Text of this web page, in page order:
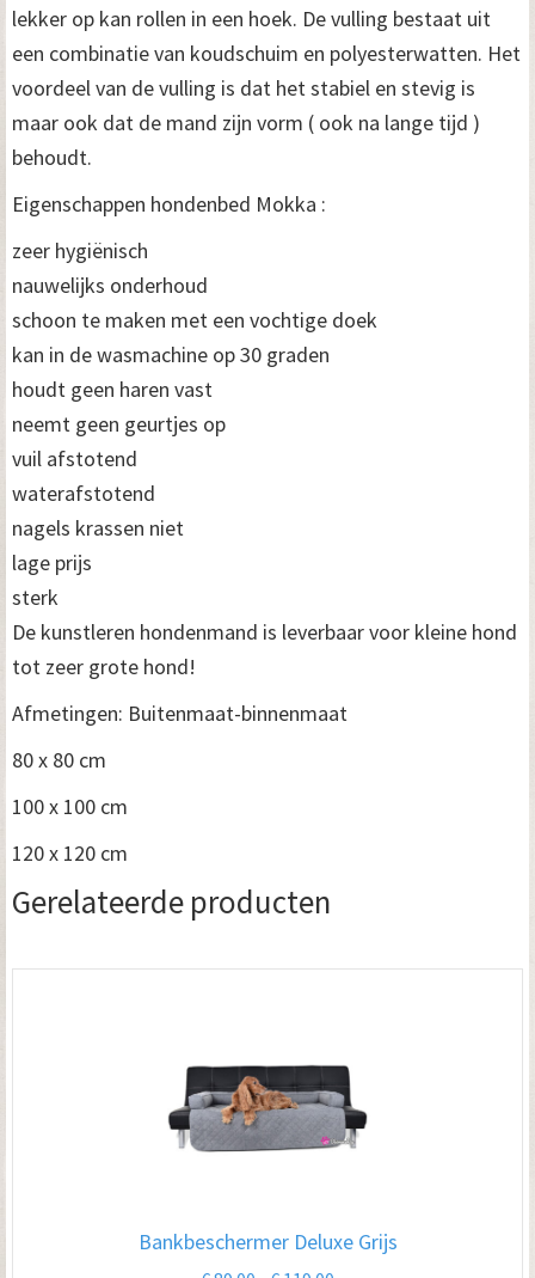
0
c
m
a
a
t
a
l
lekker op kan rollen in een hoek. De vulling bestaat uit
een combinatie van koudschuim en polyesterwatten. Het
voordeel van de vulling is dat het stabiel en stevig is
maar ook dat de mand zijn vorm ( ook na lange tijd )
behoudt.
Eigenschappen hondenbed Mokka :
zeer hygiënisch
nauwelijks onderhoud
schoon te maken met een vochtige doek
kan in de wasmachine op 30 graden
houdt geen haren vast
neemt geen geurtjes op
vuil afstotend
waterafstotend
nagels krassen niet
lage prijs
sterk
De kunstleren hondenmand is leverbaar voor kleine hond
tot zeer grote hond!
Afmetingen: Buitenmaat-binnenmaat
80 x 80 cm
100 x 100 cm
120 x 120 cm
Gerelateerde producten
Bankbeschermer Deluxe Grijs